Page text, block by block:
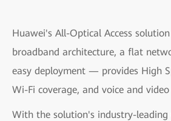
Huawei's All-Optical Access
broadband architecture, a flat
easy deployment — provides High
Wi-Fi coverage, and voice and
With the solution's industry-leading